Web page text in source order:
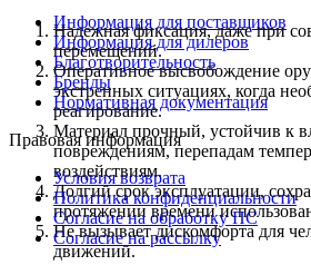
Надежная фиксация, даже при
перемещений.
Оперативное высвобождение
экстренных ситуациях, когда
реагирование.
Материал прочный, устойчив к
повреждениям, перепадам
воздействиям.
Долгий срок эксплуатации,
протяжении времени
Не вызывает дискомфорта для
движений.
Информация для поставщиков
Информация для дилеров
Благотворительность
Бренды
Нормативная документация
Правовая информация
Условия возврата
Политика конфиденциальности
Согласие на обработку ПС
Согласие на рассылку